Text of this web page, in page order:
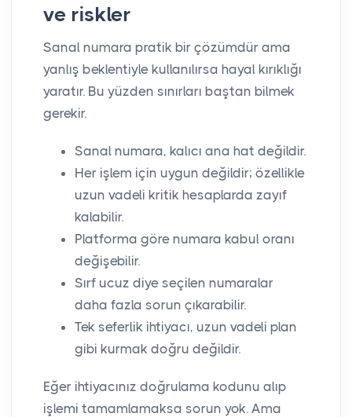
ve riskler
Sanal numara pratik bir çözümdür ama
yanlış beklentiyle kullanılırsa hayal kırıklığı
yaratır. Bu yüzden sınırları baştan bilmek
gerekir.
Sanal numara, kalıcı ana hat değildir.
Her işlem için uygun değildir; özellikle
uzun vadeli kritik hesaplarda zayıf
kalabilir.
Platforma göre numara kabul oranı
değişebilir.
Sırf ucuz diye seçilen numaralar
daha fazla sorun çıkarabilir.
Tek seferlik ihtiyacı, uzun vadeli plan
gibi kurmak doğru değildir.
Eğer ihtiyacınız doğrulama kodunu alıp
işlemi tamamlamaksa sorun yok. Ama